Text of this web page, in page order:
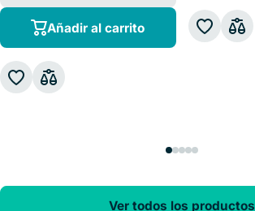
Añadir al carrito
Ver todos los productos